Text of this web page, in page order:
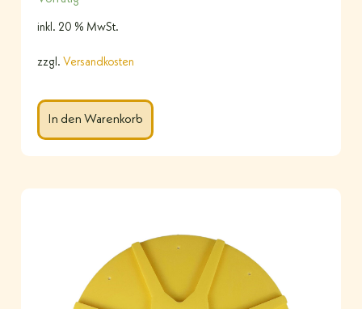
inkl. 20 % MwSt.
zzgl. Versandkosten
In den Warenkorb